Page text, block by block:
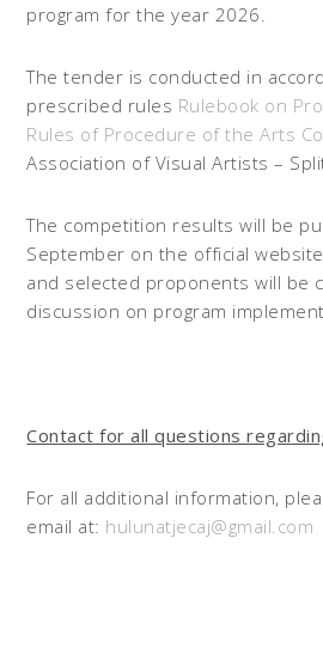
program for the year 2026.
The tender is conducted in
prescribed rules Rulebook on
Rules of Procedure of the Arts
Association of Visual Artists –
The competition results will be
September on the official website.
and selected proponents will be
discussion on program
Contact for all questions
For all additional information,
email at: hulunatjecaj@gmail.com